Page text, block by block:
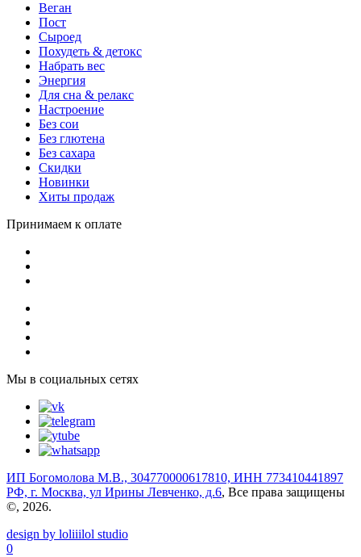
Веган
Пост
Сыроед
Похудеть & детокс
Набрать вес
Энергия
Для сна & релакс
Настроение
Без сои
Без глютена
Без сахара
Скидки
Новинки
Хиты продаж
Принимаем к оплате
Мы в социальных сетях
ИП Богомолова М.В., 304770000617810, ИНН 773410441897
РФ, г. Москва, ул Ирины Левченко, д.6, Все права защищены
©, 2026.
design by loliiilol studio
0